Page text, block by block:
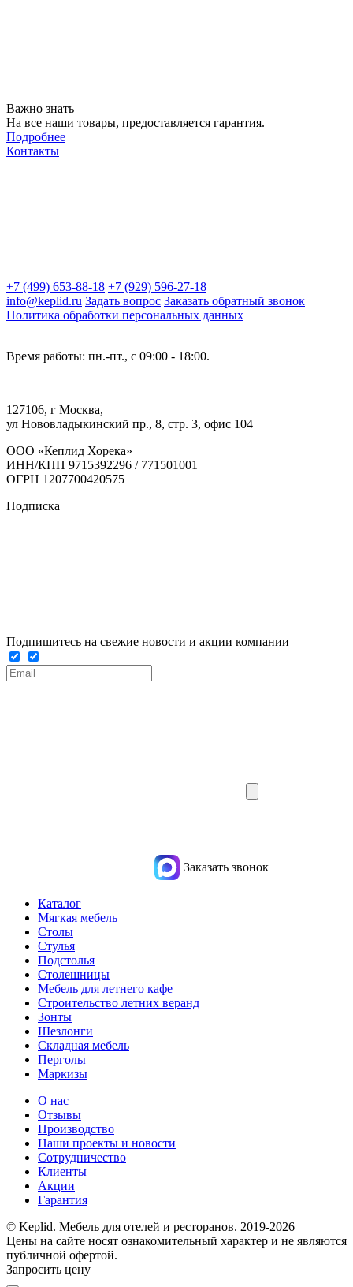
Важно знать
На все наши товары, предоставляется гарантия.
Подробнее
Контакты
+7 (499) 653-88-18 +7 (929) 596-27-18
info@keplid.ru Задать вопрос Заказать обратный звонок
Политика обработки персональных данных
Время работы: пн.-пт., с 09:00 - 18:00.
127106, г Москва,
ул Нововладыкинский пр., 8, стр. 3, офис 104
ООО «Кеплид Хорека»
ИНН/КПП 9715392296 / 771501001
ОГРН 1207700420575
Подписка
Подпишитесь на свежие новости и акции компании
Заказать звонок
Каталог
Мягкая мебель
Столы
Стулья
Подстолья
Столешницы
Мебель для летнего кафе
Строительство летних веранд
Зонты
Шезлонги
Складная мебель
Перголы
Маркизы
О нас
Отзывы
Производство
Наши проекты и новости
Сотрудничество
Клиенты
Акции
Гарантия
© Keplid. Мебель для отелей и ресторанов. 2019-2026
Цены на сайте носят ознакомительный характер и не являются
публичной офертой.
Запросить цену